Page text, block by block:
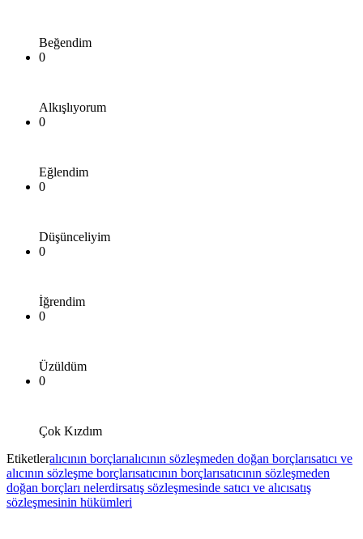
Beğendim
0
Alkışlıyorum
0
Eğlendim
0
Düşünceliyim
0
İğrendim
0
Üzüldüm
0
Çok Kızdım
Etiketleralıcının borçlarıalıcının sözleşmeden doğan borçlarısatıcı ve
alıcının sözleşme borçlarısatıcının borçlarısatıcının sözleşmeden
doğan borçları nelerdirsatış sözleşmesinde satıcı ve alıcısatış
sözleşmesinin hükümleri